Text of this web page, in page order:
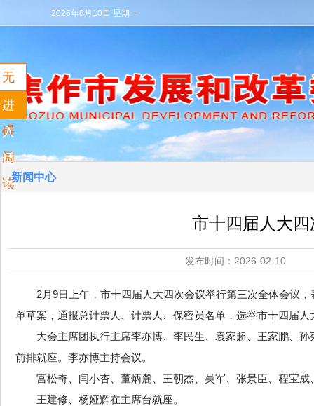
2026年8月10日 星期一
无
障
碍
阅
读
进
入
适
老
新闻中心
市十四届人大
发布时间：2026-
2月9日上午，市十四届人大四次会议举行第三次全体会议
单草案，通报总计票人、计票人、保密员名单，选举市十四届
大会主席团执行主席李亦博、李民生、袁家超、王家鹏、
前排就座。李亦博主持会议。
宫松奇、闫小杏、董炳麓、王朝杰、吴军、张景臣、程宝
王建修、杨娅辉在主席台就座。